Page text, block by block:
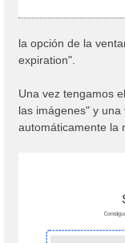
la opción de la
expiration".
Una vez tengamos
las imágenes" y
automáticamente la